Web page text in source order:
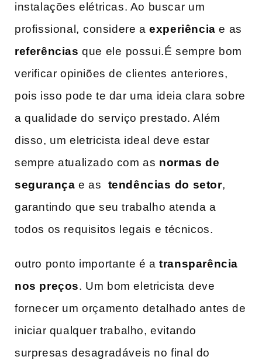
instalações‍ elétricas. Ao buscar ⁣um
profissional,⁣ considere aexperiência e as
referências que ‌ele⁢ possui.É‍ sempre bom
verificar opiniões de clientes anteriores,⁢
pois isso ‌pode te dar uma ‌ideia clara sobre
​a qualidade​ do ⁣serviço prestado. Além
disso, ‍um eletricista ideal deve estar
sempre atualizado com as normas de
segurança e as ‍ tendências ⁣do setor,
garantindo que seu trabalho atenda a
todos os ‌requisitos legais ⁢e técnicos.
outro ponto importante é atransparência
nos ​preços. Um bom eletricista⁤ deve ​
fornecer um orçamento ⁢detalhado antes de⁣
iniciar qualquer trabalho, evitando
surpresas desagradáveis no final‍ do